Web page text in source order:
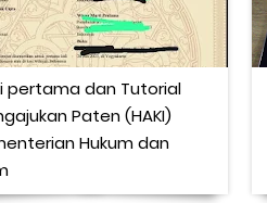
pertama dan Tutorial
Paten (HAKI)
Hukum dan